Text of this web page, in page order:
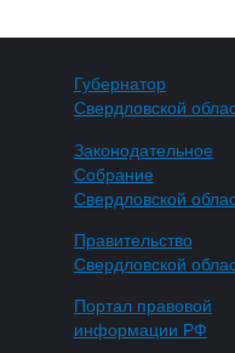
Губернатор
Свердловской
Законодательное
Собрание
Свердловской
Правительство
Свердловской
Портал правовой
информации РФ